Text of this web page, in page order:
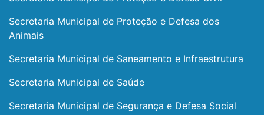
Secretaria Municipal de Proteção e Defesa dos
Animais
Secretaria Municipal de Saneamento e Infraestrutura
Secretaria Municipal de Saúde
Secretaria Municipal de Segurança e Defesa Social